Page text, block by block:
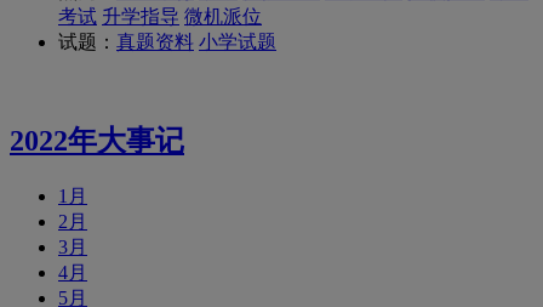
考试 升学指导 微机派位
试题： 真题资料 小学试题
2022年大事记
1月
2月
3月
4月
5月